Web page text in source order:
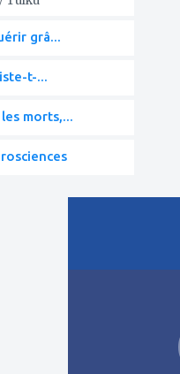
grâ...
t-...
morts,...